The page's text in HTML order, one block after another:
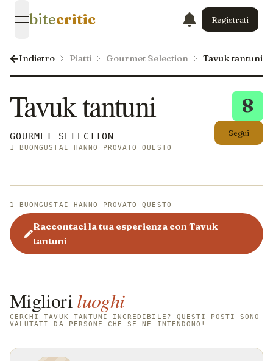
open navigation menu
bitecritic Registrati
Indietro Piatti Gourmet Selection Tavuk tantuni
8
Segui
Tavuk tantuni
GOURMET SELECTION
1 BUONGUSTAI HANNO PROVATO QUESTO
1 BUONGUSTAI HANNO PROVATO QUESTO
Raccontaci la tua esperienza con Tavuk
tantuni
Miglioriluoghi
CERCHI TAVUK TANTUNI INCREDIBILE? QUESTI POSTI SONO
VALUTATI DA PERSONE CHE SE NE INTENDONO!